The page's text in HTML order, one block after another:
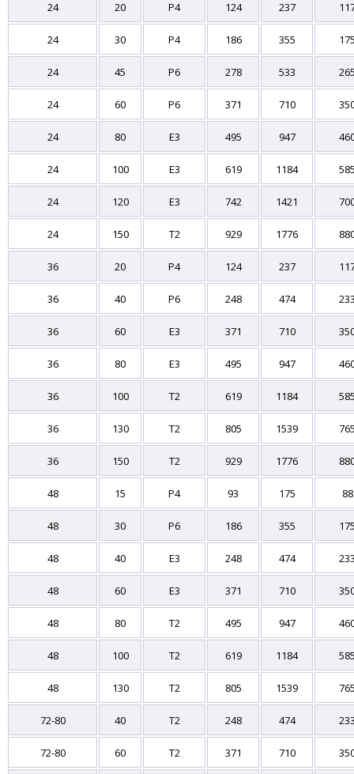
24 20 P4 124 237
24 30 P4 186 355
24 45 P6 278 533
24 60 P6 371 710
24 80 E3 495 947
24 100 E3 619 1184
24 120 E3 742 1421
24 150 T2 929 1776
36 20 P4 124 237
36 40 P6 248 474
36 60 E3 371 710
36 80 E3 495 947
36 100 T2 619 1184
36 130 T2 805 1539
36 150 T2 929 1776
48 15 P4 93 175 88
48 30 P6 186 355
48 40 E3 248 474
48 60 E3 371 710
48 80 T2 495 947
48 100 T2 619 1184
48 130 T2 805 1539
72-80 40 T2 248 474
72-80 60 T2 371 710